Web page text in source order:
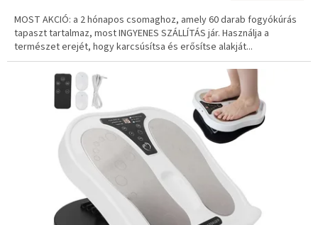
N
S
MOST AKCIÓ: a 2 hónapos csomaghoz, amely 60 darab fogyókúrás
tapaszt tartalmaz, most INGYENES SZÁLLÍTÁS jár. Használja a
természet erejét, hogy karcsúsítsa és erősítse alakját...